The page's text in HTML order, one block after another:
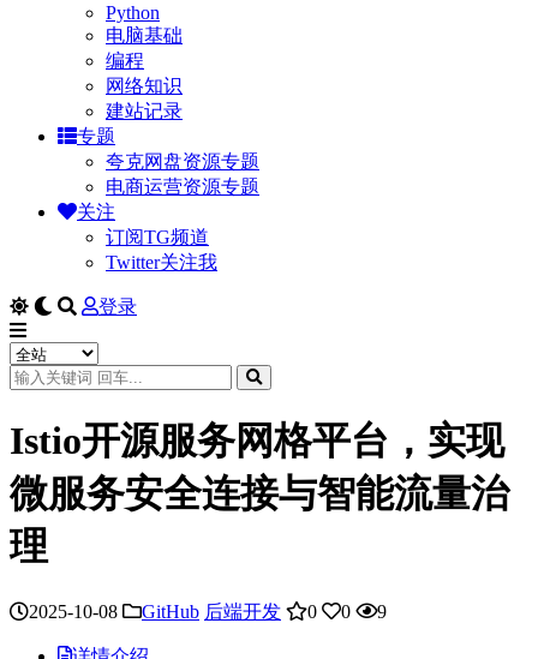
Python
电脑基础
编程
网络知识
建站记录
专题
夸克网盘资源专题
电商运营资源专题
关注
订阅TG频道
Twitter关注我
登录
Istio开源服务网格平台，实现
微服务安全连接与智能流量治
理
2025-10-08 GitHub 后端开发 0 0 9